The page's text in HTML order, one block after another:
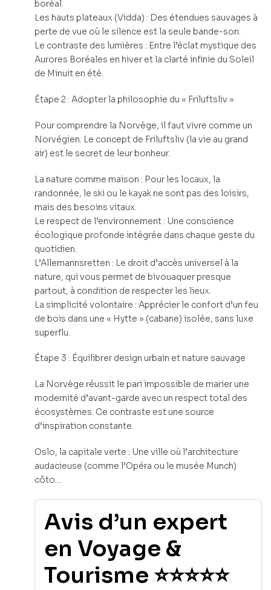
boréal.
Les hauts plateaux (Vidda) : Des étendues sauvages à
perte de vue où le silence est la seule bande-son.
Le contraste des lumières : Entre l’éclat mystique des
Aurores Boréales en hiver et la clarté infinie du Soleil
de Minuit en été.
Étape 2 : Adopter la philosophie du « Friluftsliv »
Pour comprendre la Norvège, il faut vivre comme un
Norvégien. Le concept de Friluftsliv (la vie au grand
air) est le secret de leur bonheur.
La nature comme maison : Pour les locaux, la
randonnée, le ski ou le kayak ne sont pas des loisirs,
mais des besoins vitaux.
Le respect de l’environnement : Une conscience
écologique profonde intégrée dans chaque geste du
quotidien.
L’Allemannsretten : Le droit d’accès universel à la
nature, qui vous permet de bivouaquer presque
partout, à condition de respecter les lieux.
La simplicité volontaire : Apprécier le confort d’un feu
de bois dans une « Hytte » (cabane) isolée, sans luxe
superflu.
Étape 3 : Équilibrer design urbain et nature sauvage
La Norvège réussit le pari impossible de marier une
modernité d’avant-garde avec un respect total des
écosystèmes. Ce contraste est une source
d’inspiration constante.
Oslo, la capitale verte : Une ville où l’architecture
audacieuse (comme l’Opéra ou le musée Munch)
côto…
Avis d’un expert
en Voyage &
Tourisme ⭐⭐⭐⭐⭐